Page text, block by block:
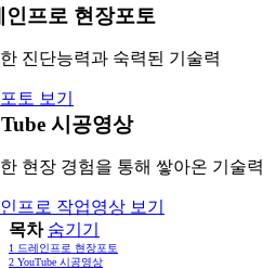
인프로 현장포토
진단능력과 숙력된 기술력
토 보기
시공영상
현장 경험을 통해 쌓아온 기술력
프로 작업영상 보기
목차 숨기기
1 드레인프로 현장포토
2 YouTube 시공영상